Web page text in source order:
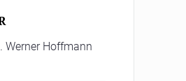
Werner Hoffmann